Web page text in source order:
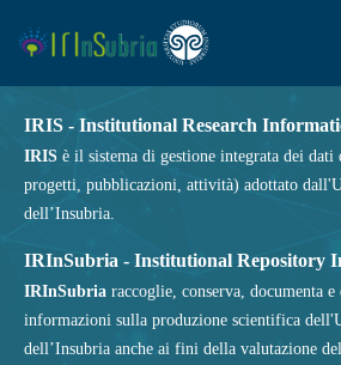
IRIS - Institutional Research
IRIS è il sistema di gestione integrata dei dati
progetti, pubblicazioni, attività) adottato
dell’Insubria.
IRInSubria - Institutional Repository
IRInSubria raccoglie, conserva, documenta e
informazioni sulla produzione scientifica
dell’Insubria anche ai fini della valutazione